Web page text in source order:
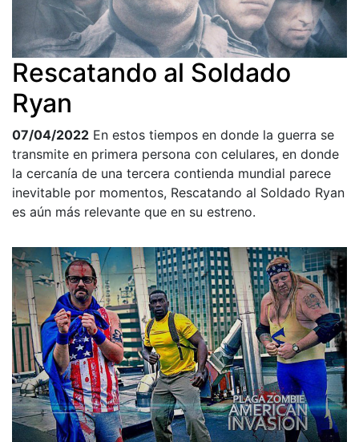
Rescatando al Soldado
Ryan
07/04/2022 En estos tiempos en donde la guerra se
transmite en primera persona con celulares, en donde
la cercanía de una tercera contienda mundial parece
inevitable por momentos, Rescatando al Soldado Ryan
es aún más relevante que en su estreno.